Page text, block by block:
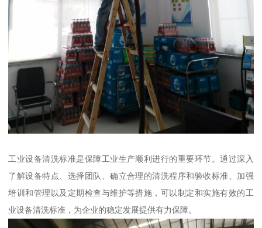
工业设备清洗标准是保障工业生产顺利进行的重要环节。通过深入
了解设备特点、选择团队、确立合理的清洗程序和验收标准、加强
培训和管理以及定期检查与维护等措施，可以制定和实施有效的工
业设备清洗标准，为企业的稳定发展提供有力保障。